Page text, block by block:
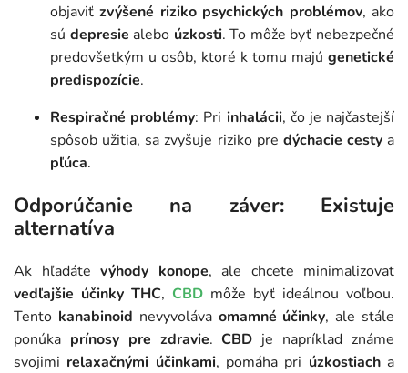
objaviťzvýšené riziko psychických problémov, ako
sú depresie alebo úzkosti. To môže byť nebezpečné
predovšetkým u osôb, ktoré k tomu majú genetické
predispozície.
Respiračné problémy: Pri inhalácii, čo je najčastejší
spôsob užitia, sa zvyšuje riziko pre dýchacie cestya
pľúca.
Odporúčanie na záver: Existuje
alternatíva
Ak hľadáte výhody konope, ale chcete minimalizovať
vedľajšie účinky THC, CBD môže byť ideálnou voľbou.
Tento kanabinoid nevyvoláva omamné účinky, ale stále
ponúka prínosy pre zdravie.CBD je napríklad známe
svojimi relaxačnými účinkami, pomáha pri úzkostiacha